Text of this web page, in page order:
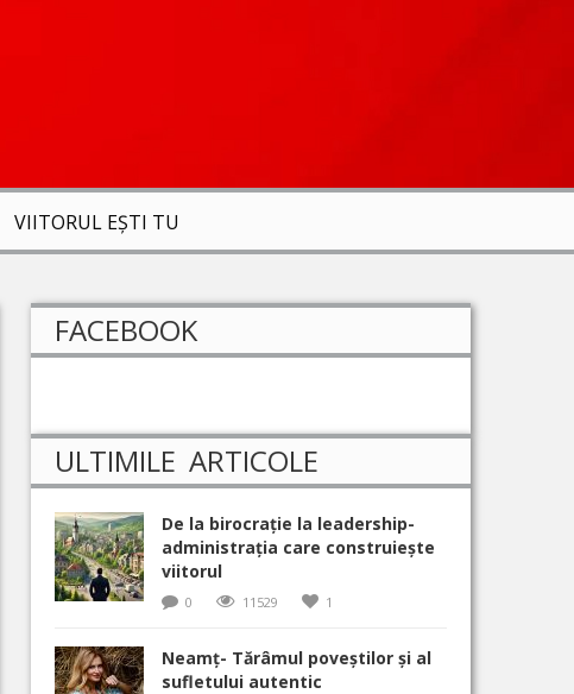
VIITORUL EȘTI TU
FACEBOOK
ULTIMILE ARTICOLE
De la birocrație la leadership-
administrația care construiește
viitorul
0 11529 1
Neamț- Tărâmul poveștilor și al
sufletului autentic